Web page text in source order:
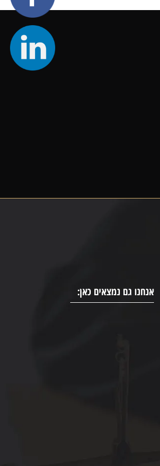
אנחנו גם נמצאים כאן: